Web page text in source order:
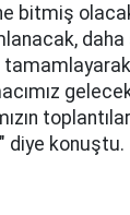
bitmiş
diye konuştu.